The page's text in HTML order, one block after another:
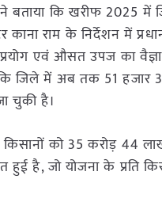
कि खरीफ 2025 में
राम के निर्देशन में
एवं औसत उपज का
कि जिले में अब तक 51
चुकी है।
को 35 करोड़ 44
है, जो योजना के प्रति